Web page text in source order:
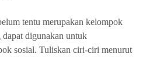
tentu merupakan kelompok
digunakan untuk
sosial. Tuliskan ciri-ciri menurut